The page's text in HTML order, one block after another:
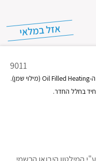
מק"ט
מוצר
9011
ע"י המילטון היבואן הרשמי